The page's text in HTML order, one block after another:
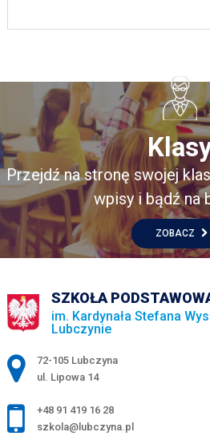
Przejdź na stronę swojej
wpisy i bądź na
ZOBACZ
SZKOŁA
im. Kardynała Stefana
Lubczynie
Adres pocztowy:
72-105 Lubczyna
ul. Lipowa 14
+48 91 419 16 28
szkola@lubczyna.pl